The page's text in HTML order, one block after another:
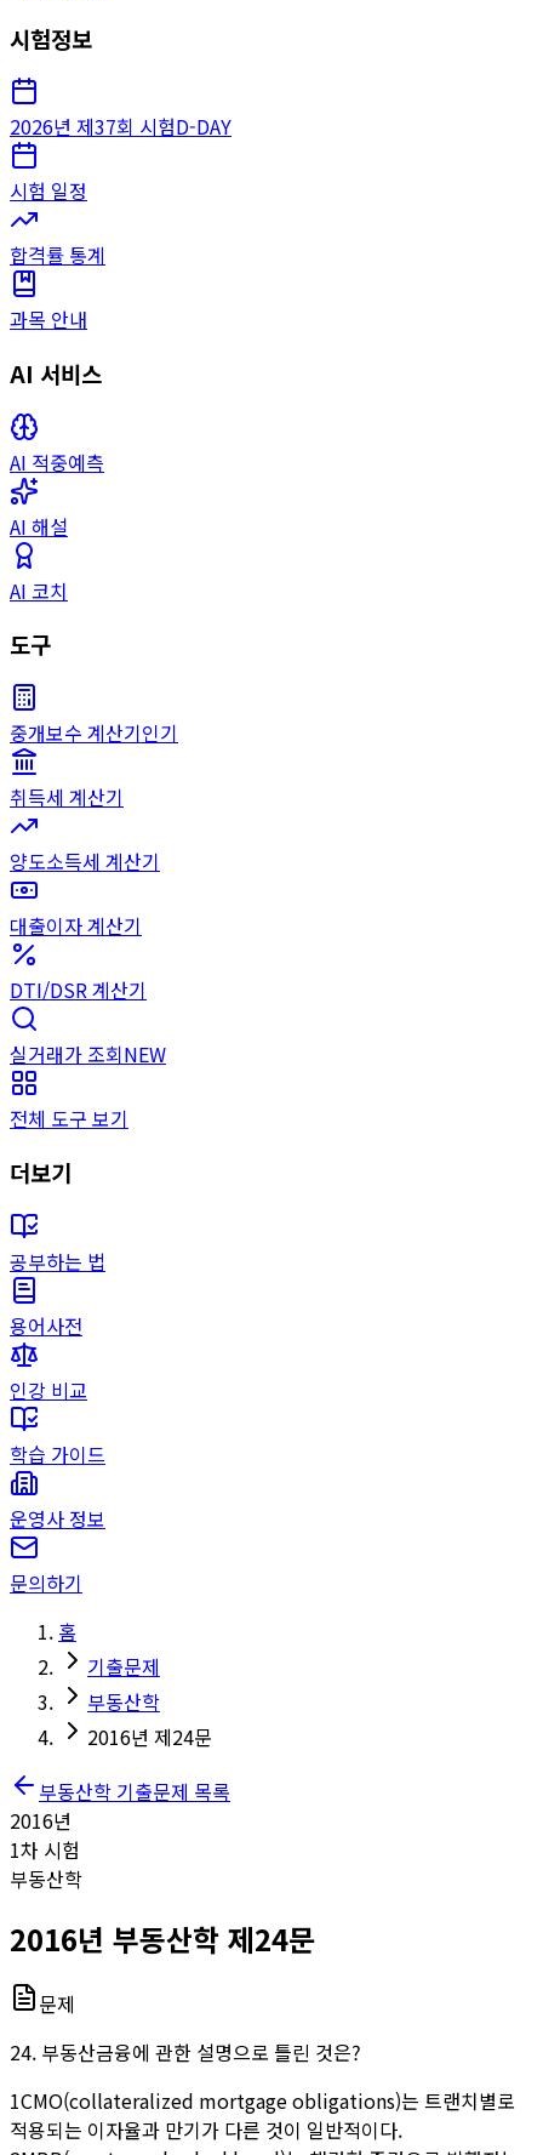
시험정보
2026년 제37회 시험D-DAY
시험 일정
합격률 통계
과목 안내
AI 서비스
AI 적중예측
AI 해설
AI 코치
도구
중개보수 계산기인기
취득세 계산기
양도소득세 계산기
대출이자 계산기
DTI/DSR 계산기
실거래가 조회NEW
전체 도구 보기
더보기
공부하는 법
용어사전
인강 비교
학습 가이드
운영사 정보
문의하기
홈
기출문제
부동산학
2016년 제24문
부동산학 기출문제 목록
2016년
1차 시험
부동산학
2016년 부동산학 제24문
문제
24. 부동산금융에 관한 설명으로 틀린 것은?
1CMO(collateralized mortgage obligations)는 트랜치별로
적용되는 이자율과 만기가 다른 것이 일반적이다.